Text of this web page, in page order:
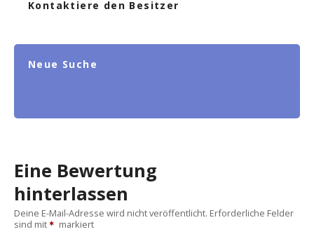
Kontaktiere den Besitzer
Neue Suche
Eine Bewertung
hinterlassen
Deine E-Mail-Adresse wird nicht veröffentlicht. Erforderliche Felder
sind mit
markiert